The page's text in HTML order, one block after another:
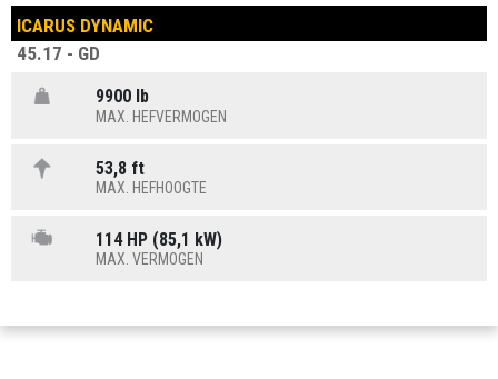
ICARUS DYNAMIC
45.17 - GD
9900 lb
MAX. HEFVERMOGEN
53,8 ft
MAX. HEFHOOGTE
114 HP (85,1 kW)
MAX. VERMOGEN